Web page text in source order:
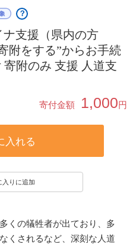
？
ナ支援（県内の方
附をする”からお手続
附のみ 支援 人道支
寄付金額 1,000円
入れる
入りに追加
くの犠牲者が出ており、多
くされるなど、深刻な人道